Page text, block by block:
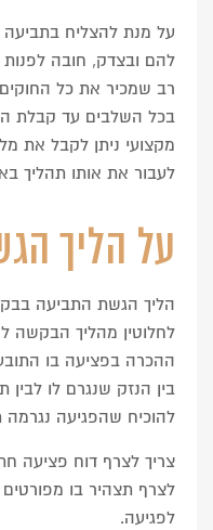
על מנת להצליח בתביעה
להם ובצדק, חובה לפנות
רב שמכיר את כל
בכל השלבים עד קבלת
מקצועי ניתן לקבל את
לעבור את אותו תהליך
על הליך
הליך הגשת התביעה
לחלוטין מהליך הבקשה
ההכרה בפציעה בו
בין הנזק שנגרם לו לבין
להוכיח שהפגיעה נגרמה
צריך לצרף דוח פציעה
לצרף תצהיר בו
לפגיעה.